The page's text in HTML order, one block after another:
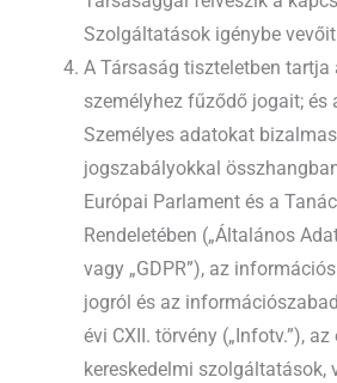
Szolgáltatások igénybe
A Társaság tiszteletben tartja
személyhez fűződő jogait; és
Személyes adatokat
jogszabályokkal
Európai Parlament és a
Rendeletében („Általános
vagy „GDPR”), az
jogról és az
évi CXII. törvény („Infotv.”),
kereskedelmi szolgáltatások,